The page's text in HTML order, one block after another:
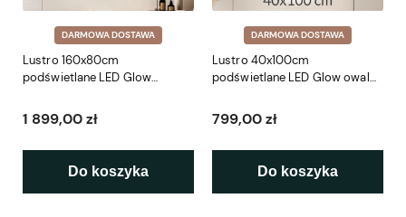
DARMOWA DOSTAWA
Lustro 160x80cm
podświetlane LED Glow
1 899,00 zł
Do koszyka
DARMOWA DOSTAWA
Lustro 40x100cm
podświetlane LED Glow owal
799,00 zł
Do koszyka